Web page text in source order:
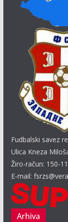
Fudbalski savez
Ulica Kneza
Žiro-račun: 150-
E-mail:
Arhiva